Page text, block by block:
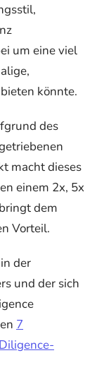
um eine viel
könnte.
des
macht dieses
einem 2x, 5x
dem
Vorteil.
der
und der sich
7